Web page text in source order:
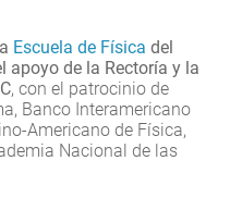
Escuela de Física del
apoyo de la Rectoría y la
, con el patrocinio de
Banco Interamericano
Americano de Física,
Nacional de las